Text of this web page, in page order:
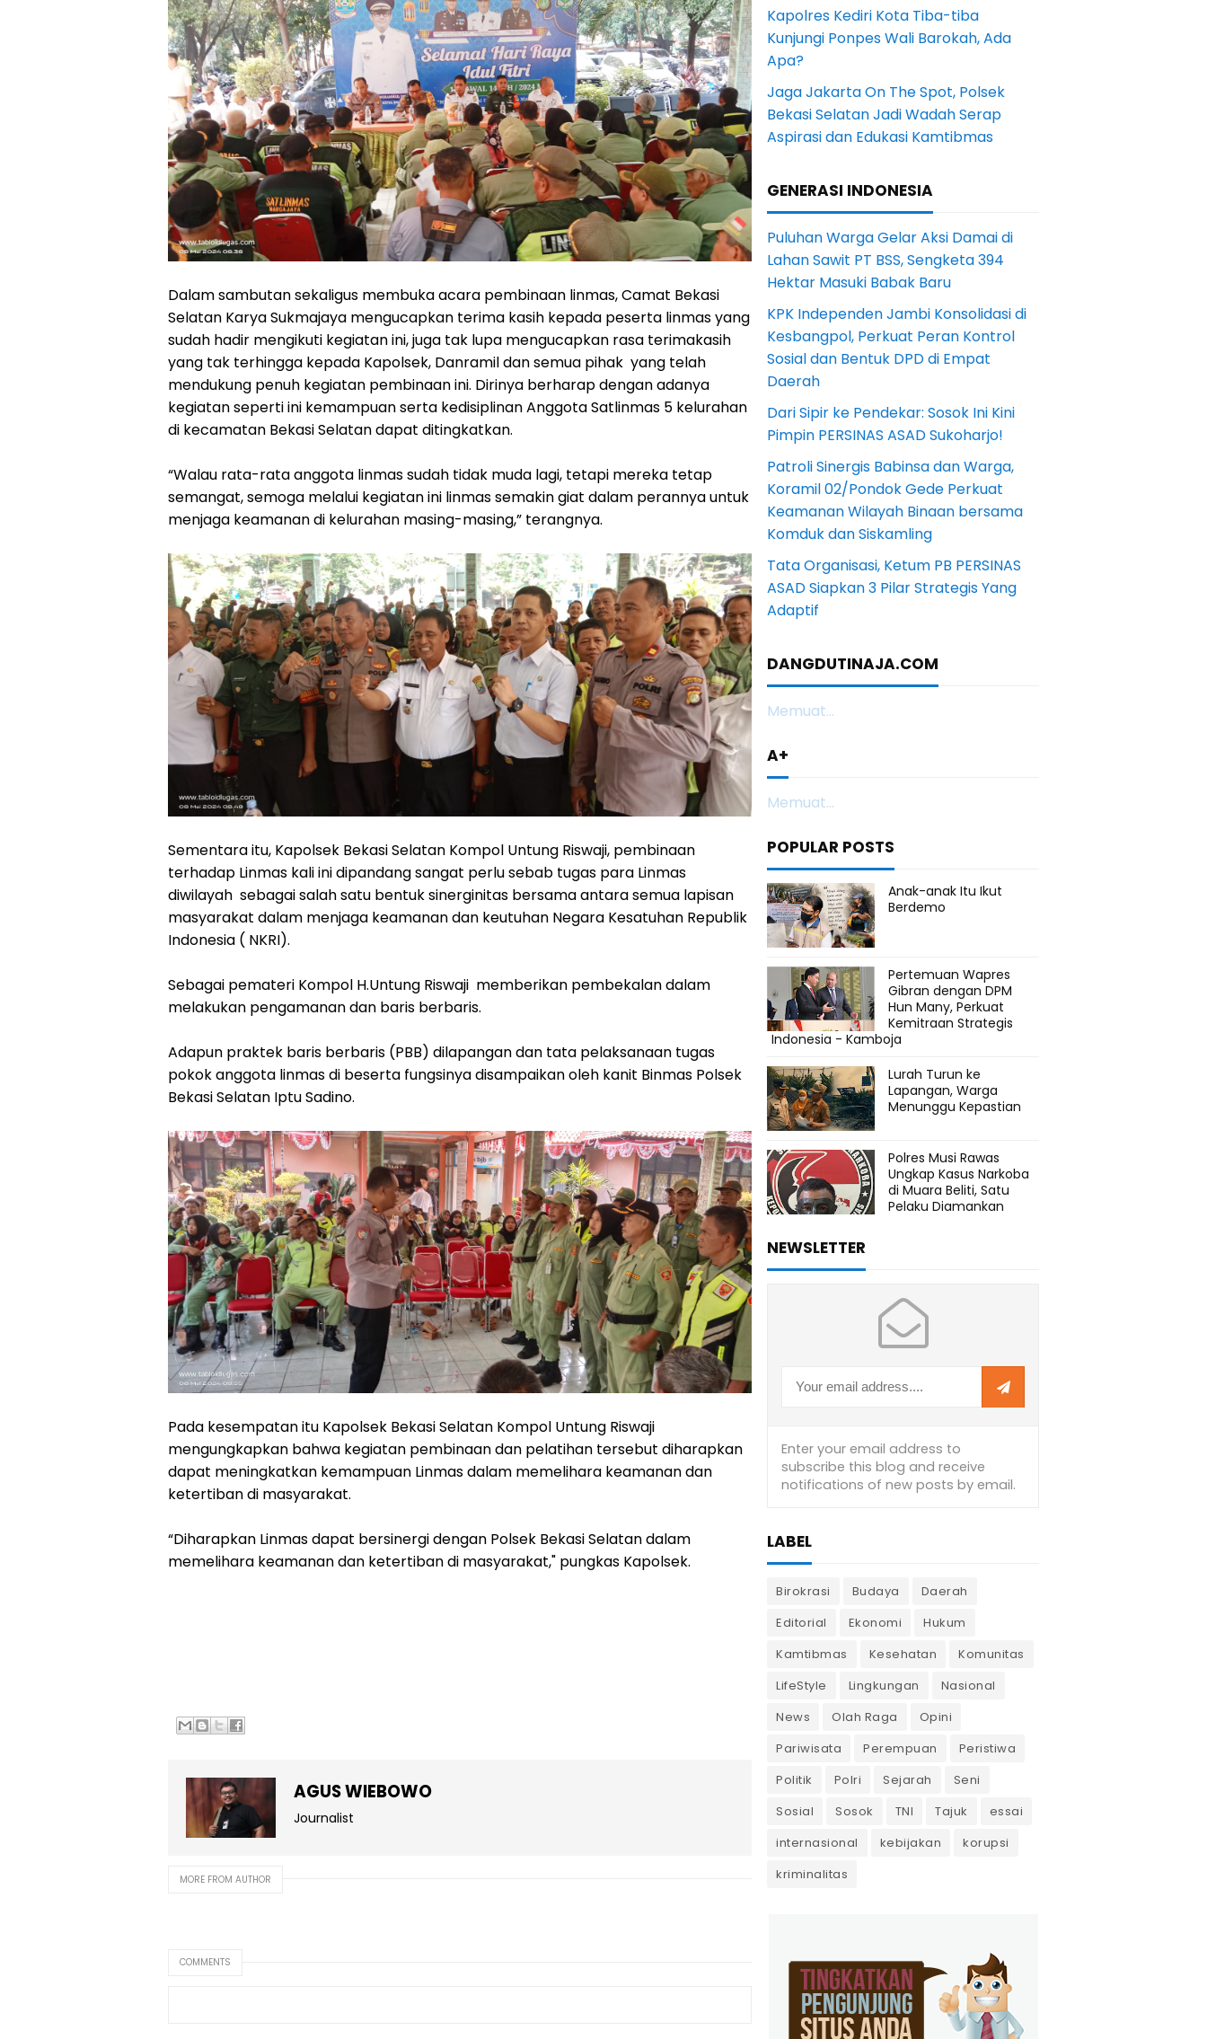
Dalam sambutan sekaligus membuka acara pembinaan linmas, Camat Bekasi
Selatan Karya Sukmajaya mengucapkan terima kasih kepada peserta linmas yang
sudah hadir mengikuti kegiatan ini, juga tak lupa mengucapkan rasa terimakasih
yang tak terhingga kepada Kapolsek, Danramil dan semua pihak yang telah
mendukung penuh kegiatan pembinaan ini. Dirinya berharap dengan adanya
kegiatan seperti ini kemampuan serta kedisiplinan Anggota Satlinmas 5 kelurahan
di kecamatan Bekasi Selatan dapat ditingkatkan.
“Walau rata-rata anggota linmas sudah tidak muda lagi, tetapi mereka tetap
semangat, semoga melalui kegiatan ini linmas semakin giat dalam perannya untuk
menjaga keamanan di kelurahan masing-masing,” terangnya.
Sementara itu, Kapolsek Bekasi Selatan Kompol Untung Riswaji, pembinaan
terhadap Linmas kali ini dipandang sangat perlu sebab tugas para Linmas
diwilayah sebagai salah satu bentuk sinerginitas bersama antara semua lapisan
masyarakat dalam menjaga keamanan dan keutuhan Negara Kesatuhan Republik
Indonesia ( NKRI).
Sebagai pemateri Kompol H.Untung Riswaji memberikan pembekalan dalam
melakukan pengamanan dan baris berbaris.
Adapun praktek baris berbaris (PBB) dilapangan dan tata pelaksanaan tugas
pokok anggota linmas di beserta fungsinya disampaikan oleh kanit Binmas Polsek
Bekasi Selatan Iptu Sadino.
Pada kesempatan itu Kapolsek Bekasi Selatan Kompol Untung Riswaji
mengungkapkan bahwa kegiatan pembinaan dan pelatihan tersebut diharapkan
dapat meningkatkan kemampuan Linmas dalam memelihara keamanan dan
ketertiban di masyarakat.
“Diharapkan Linmas dapat bersinergi dengan Polsek Bekasi Selatan dalam
memelihara keamanan dan ketertiban di masyarakat," pungkas Kapolsek.
AGUS WIEBOWO
Journalist
MORE FROM AUTHOR
COMMENTS
Kapolres Kediri Kota Tiba-tiba
Kunjungi Ponpes Wali Barokah, Ada
Apa?
Jaga Jakarta On The Spot, Polsek
Bekasi Selatan Jadi Wadah Serap
Aspirasi dan Edukasi Kamtibmas
GENERASI INDONESIA
Puluhan Warga Gelar Aksi Damai di
Lahan Sawit PT BSS, Sengketa 394
Hektar Masuki Babak Baru
KPK Independen Jambi Konsolidasi di
Kesbangpol, Perkuat Peran Kontrol
Sosial dan Bentuk DPD di Empat
Daerah
Dari Sipir ke Pendekar: Sosok Ini Kini
Pimpin PERSINAS ASAD Sukoharjo!
Patroli Sinergis Babinsa dan Warga,
Koramil 02/Pondok Gede Perkuat
Keamanan Wilayah Binaan bersama
Komduk dan Siskamling
Tata Organisasi, Ketum PB PERSINAS
ASAD Siapkan 3 Pilar Strategis Yang
Adaptif
DANGDUTINAJA.COM
Memuat...
A+
Memuat...
POPULAR POSTS
Anak-anak Itu Ikut
Berdemo
Pertemuan Wapres
Gibran dengan DPM
Hun Many, Perkuat
Kemitraan Strategis
Indonesia - Kamboja
Lurah Turun ke
Lapangan, Warga
Menunggu Kepastian
Polres Musi Rawas
Ungkap Kasus Narkoba
di Muara Beliti, Satu
Pelaku Diamankan
NEWSLETTER
LABEL
Birokrasi Budaya
Daerah
Editorial
Ekonomi
Hukum
Kamtibmas
Kesehatan
Komunitas
LifeStyle
Lingkungan
Nasional
News
Olah Raga
Opini
Pariwisata
Perempuan
Peristiwa
Politik
Polri Sejarah
Seni
Sosial
Sosok TNI Tajuk
essai
internasional
kebijakan
korupsi
kriminalitas